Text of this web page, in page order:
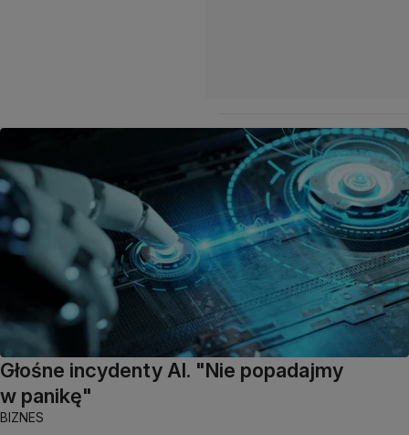
Głośne incydenty AI. "Nie popadajmy
w panikę"
BIZNES